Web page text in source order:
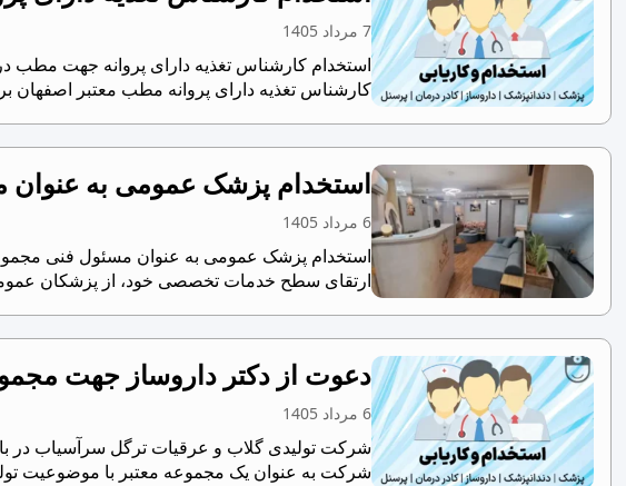
7 مرداد 1405
استخدام کارشناس تغذیه دارای پروانه جهت مطب
کارشناس تغذیه دارای پروانه مطب معتبر اصفهان
استخدام پزشک عمومی به عنوان
6 مرداد 1405
استخدام پزشک عمومی به عنوان مسئول فنی
ارتقای سطح خدمات تخصصی خود، از پزشکان
دعوت از دکتر داروساز جهت
6 مرداد 1405
شرکت تولیدی گلاب و عرقیات ترگل سرآسیاب در
شرکت به عنوان یک مجموعه معتبر با موضوعیت